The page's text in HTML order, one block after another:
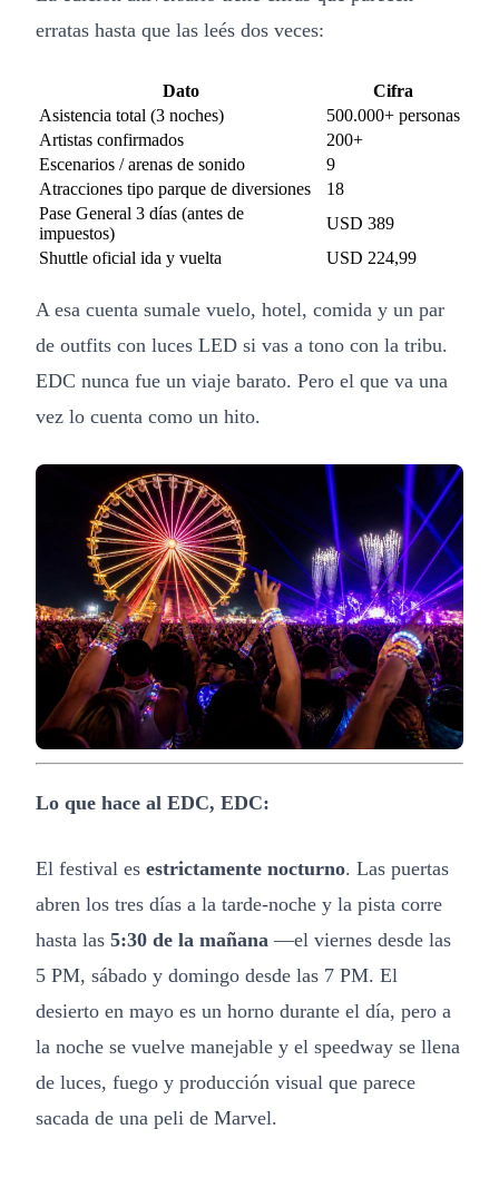
erratas hasta que las leés dos veces:
Dato
Cifra
Asistencia total (3 noches)
500.000+ personas
Artistas confirmados
200+
Escenarios / arenas de sonido
9
Atracciones tipo parque de diversiones
18
Pase General 3 días (antes de
impuestos)
USD 389
Shuttle oficial ida y vuelta
USD 224,99
A esa cuenta sumale vuelo, hotel, comida y un par
de outfits con luces LED si vas a tono con la tribu.
EDC nunca fue un viaje barato. Pero el que va una
vez lo cuenta como un hito.
Lo que hace al EDC, EDC:
El festival es estrictamente nocturno. Las puertas
abren los tres días a la tarde-noche y la pista corre
hasta las 5:30 de la mañana —el viernes desde las
5 PM, sábado y domingo desde las 7 PM. El
desierto en mayo es un horno durante el día, pero a
la noche se vuelve manejable y el speedway se llena
de luces, fuego y producción visual que parece
sacada de una peli de Marvel.